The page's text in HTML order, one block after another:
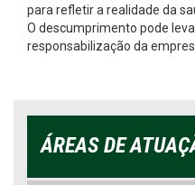
para refletir a realidade da
O descumprimento pode
responsabilização da
ÁREAS DE